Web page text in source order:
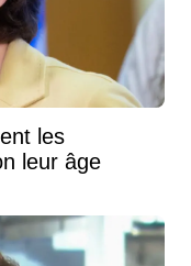
les
leur âge